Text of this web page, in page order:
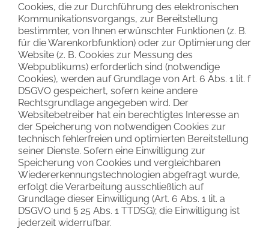
Cookies, die zur Durchführung des elektronischen
Kommunikationsvorgangs, zur Bereitstellung
bestimmter, von Ihnen erwünschter Funktionen (z. B.
für die Warenkorbfunktion) oder zur Optimierung der
Website (z. B. Cookies zur Messung des
Webpublikums) erforderlich sind (notwendige
Cookies), werden auf Grundlage von Art. 6 Abs. 1 lit. f
DSGVO gespeichert, sofern keine andere
Rechtsgrundlage angegeben wird. Der
Websitebetreiber hat ein berechtigtes Interesse an
der Speicherung von notwendigen Cookies zur
technisch fehlerfreien und optimierten Bereitstellung
seiner Dienste. Sofern eine Einwilligung zur
Speicherung von Cookies und vergleichbaren
Wiedererkennungstechnologien abgefragt wurde,
erfolgt die Verarbeitung ausschließlich auf
Grundlage dieser Einwilligung (Art. 6 Abs. 1 lit. a
DSGVO und § 25 Abs. 1 TTDSG); die Einwilligung ist
jederzeit widerrufbar.